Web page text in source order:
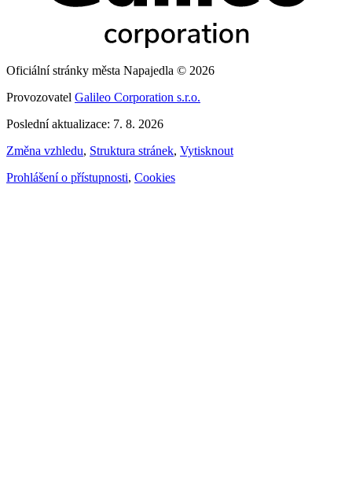
Oficiální stránky města Napajedla © 2026
Provozovatel Galileo Corporation s.r.o.
Poslední aktualizace: 7. 8. 2026
Změna vzhledu, Struktura stránek, Vytisknout
Prohlášení o přístupnosti, Cookies